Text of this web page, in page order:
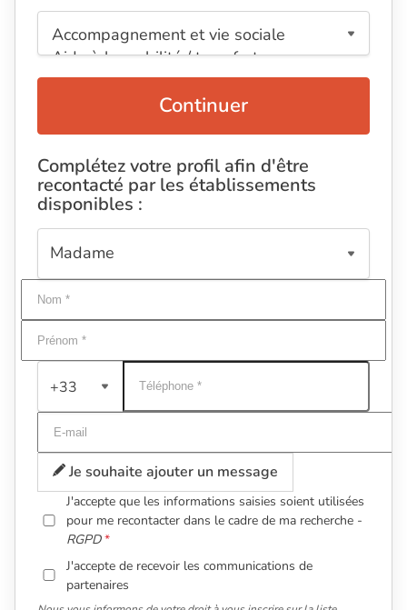
Continuer
Complétez votre profil afin d'être
recontacté par les établissements
disponibles :
+33
Je souhaite ajouter un message
J'accepte que les informations saisies soient utilisées
pour me recontacter dans le cadre de ma recherche -
RGPD
J'accepte de recevoir les communications de
partenaires